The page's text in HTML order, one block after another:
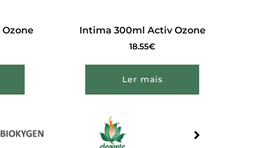
Intima 300ml Activ Ozone
18.55€
Ler mais